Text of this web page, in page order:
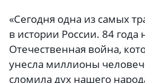
«Сегодня одна из самых
в истории России. 84 года
Отечественная война,
унесла миллионы
сломила дух нашего